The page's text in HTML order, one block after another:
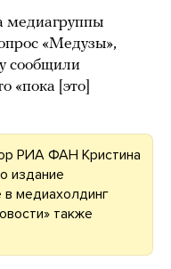
медиагруппы
«Медузы»,
сообщили
«пока [это]
РИА ФАН Кристина
издание
медиахолдинг
также